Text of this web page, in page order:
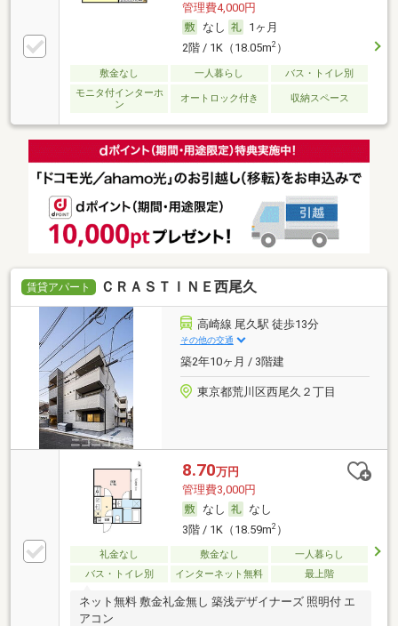
管理費4,000円
なし
1ヶ月
2階 / 1K（18.05m2）
敷金なし 一人暮らし
バス・トイレ別
モニタ付インターホ
ン
オートロック付き 収納スペース
賃貸アパート ＣＲＡＳＴＩＮＥ西尾久
高崎線 尾久駅 徒歩13分
その他の交通
築2年10ヶ月 / 3階建
東京都荒川区西尾久２丁目
8.70万円
管理費3,000円
なし
なし
3階 / 1K（18.59m2）
礼金なし 敷金なし
一人暮らし
バス・トイレ別
インターネット無料 最上階
ネット無料 敷金礼金無し 築浅デザイナーズ 照明付 エ
アコン